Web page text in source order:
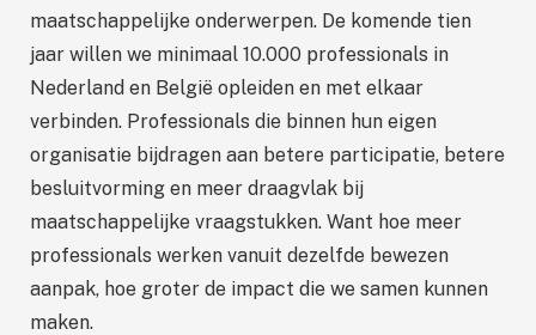
maatschappelijke onderwerpen. De komende tien
jaar willen we minimaal 10.000 professionals in
Nederland en België opleiden en met elkaar
verbinden. Professionals die binnen hun eigen
organisatie bijdragen aan betere participatie, betere
besluitvorming en meer draagvlak bij
maatschappelijke vraagstukken. Want hoe meer
professionals werken vanuit dezelfde bewezen
aanpak, hoe groter de impact die we samen kunnen
maken.